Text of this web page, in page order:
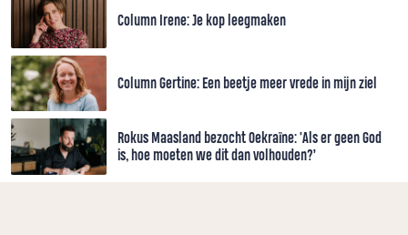
Column Irene: Je kop leegmaken
Column Gertine: Een beetje meer vrede in mijn ziel
Rokus Maasland bezocht Oekraïne: 'Als er geen God
is, hoe moeten we dit dan volhouden?’